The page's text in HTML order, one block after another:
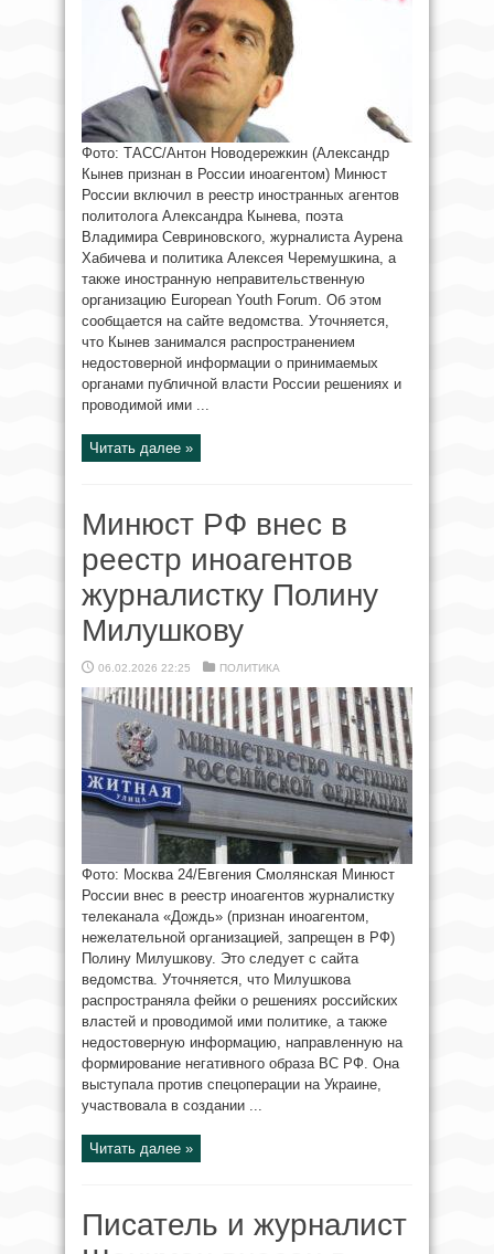
Фото: ТАСС/Антон Новодережкин (Александр
Кынев признан в России иноагентом) Минюст
России включил в реестр иностранных агентов
политолога Александра Кынева, поэта
Владимира Севриновского, журналиста Аурена
Хабичева и политика Алексея Черемушкина, а
также иностранную неправительственную
организацию European Youth Forum. Об этом
сообщается на сайте ведомства. Уточняется,
что Кынев занимался распространением
недостоверной информации о принимаемых
органами публичной власти России решениях и
проводимой ими ...
Читать далее »
Минюст РФ внес в
реестр иноагентов
журналистку Полину
Милушкову
06.02.2026 22:25 ПОЛИТИКА
Фото: Москва 24/Евгения Смолянская Минюст
России внес в реестр иноагентов журналистку
телеканала «Дождь» (признан иноагентом,
нежелательной организацией, запрещен в РФ)
Полину Милушкову. Это следует с сайта
ведомства. Уточняется, что Милушкова
распространяла фейки о решениях российских
властей и проводимой ими политике, а также
недостоверную информацию, направленную на
формирование негативного образа ВС РФ. Она
выступала против спецоперации на Украине,
участвовала в создании ...
Читать далее »
Писатель и журналист